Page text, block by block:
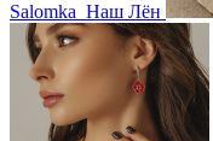
Salomka Наш Лён